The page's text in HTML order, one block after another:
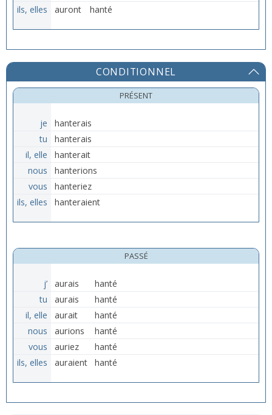
ils, elles
auront hanté
CONDITIONNEL
PRÉSENT
je
hanterais
tu
hanterais
il, elle
hanterait
nous
hanterions
vous
hanteriez
ils, elles
hanteraient
PASSÉ
j’ aurais
hanté
tu
aurais
hanté
il, elle
aurait
hanté
nous
aurions
hanté
vous
auriez
hanté
ils, elles
auraient hanté